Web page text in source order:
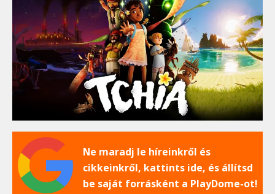
Ne maradj le híreinkről és
cikkeinkről, kattints ide, és állítsd
be saját forrásként a PlayDome-ot!